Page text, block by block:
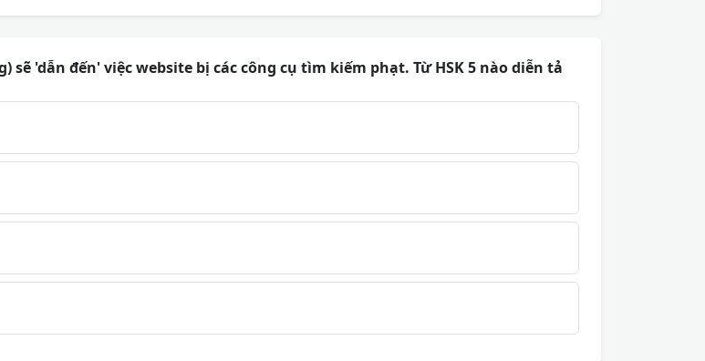
'dẫn đến' việc website bị các công cụ tìm kiếm phạt. Từ HSK 5 nào diễn tả